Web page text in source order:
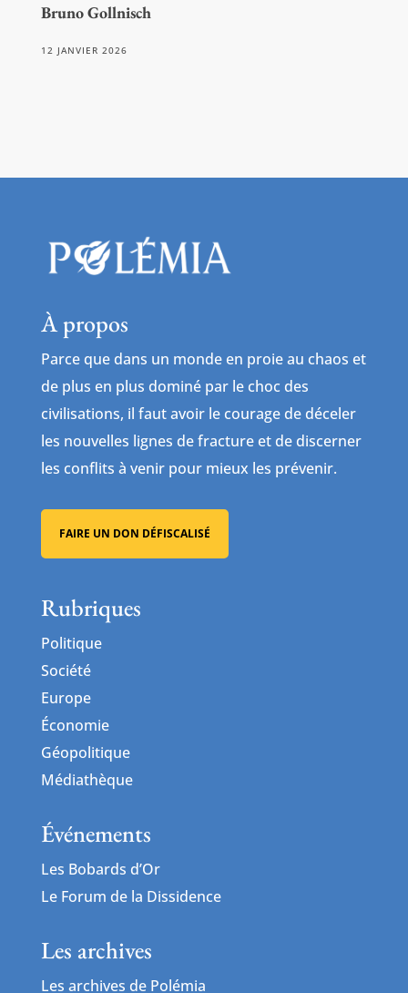
Bruno Gollnisch
12 JANVIER 2026
À propos
Parce que dans un monde en proie au chaos et
de plus en plus dominé par le choc des
civilisations, il faut avoir le courage de déceler
les nouvelles lignes de fracture et de discerner
les conflits à venir pour mieux les prévenir.
FAIRE UN DON DÉFISCALISÉ
Rubriques
Politique
Société
Europe
Économie
Géopolitique
Médiathèque
Événements
Les Bobards d’Or
Le Forum de la Dissidence
Les archives
Les archives de Polémia